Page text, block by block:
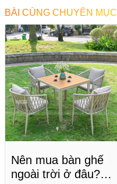
BÀI CÙNG CHUYÊN MỤC
Nên mua bàn ghế
ngoài trời ở đâu?